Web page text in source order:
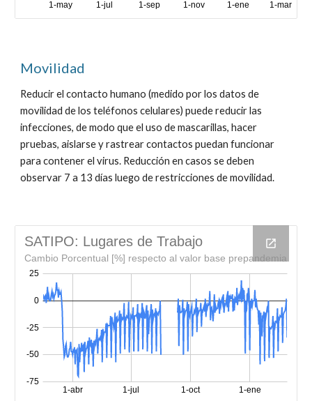
Movilidad
Reducir el contacto humano (medido por los datos de
movilidad de los teléfonos celulares) puede reducir las
infecciones, de modo que el uso de mascarillas, hacer
pruebas, aislarse y rastrear contactos puedan funcionar
para contener el virus. Reducción en casos se deben
observar 7 a 13 días luego de restricciones de movilidad.